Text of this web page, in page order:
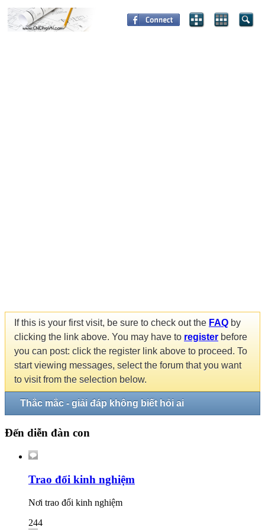
If this is your first visit, be sure to check out the FAQ by
clicking the link above. You may have to register before
you can post: click the register link above to proceed. To
start viewing messages, select the forum that you want
to visit from the selection below.
Thắc mắc - giải đáp không biết hỏi ai
Đến diễn đàn con
Trao đổi kinh nghiệm
Nơi trao đổi kinh nghiệm
244